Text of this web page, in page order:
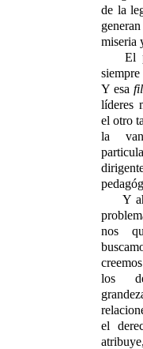
de la
miseria
El
Y esa
líderes
el otro
la
Y ahí
nos
los
el